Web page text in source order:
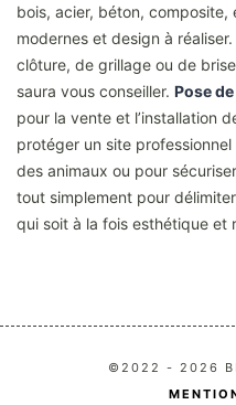
bois, acier, béton,
modernes et design à
clôture, de grillage ou de
saura vous conseiller. Pose
pour la vente et l’installation
protéger un site
des animaux ou pour
tout simplement pour
qui soit à la fois esthétique et
©2022 - 2026